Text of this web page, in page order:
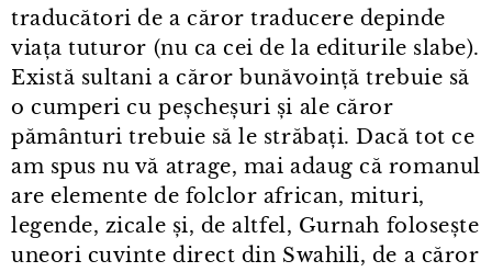
traducători de a căror traducere depinde
viața tuturor (nu ca cei de la editurile slabe).
Există sultani a căror bunăvoință trebuie să
o cumperi cu peșcheșuri și ale căror
pământuri trebuie să le străbați. Dacă tot ce
am spus nu vă atrage, mai adaug că romanul
are elemente de folclor african, mituri,
legende, zicale și, de altfel, Gurnah folosește
uneori cuvinte direct din Swahili, de a căror